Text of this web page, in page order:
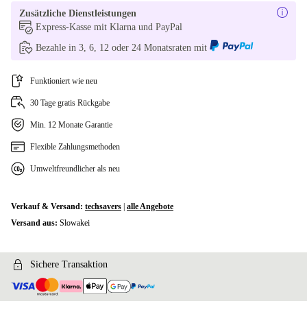
US (US englisch)
Zusätzliche Dienstleistungen
Express-Kasse mit Klarna und PayPal
Bezahle in 3, 6, 12 oder 24 Monatsraten mit
Funktioniert wie neu
30 Tage gratis Rückgabe
Min. 12 Monate Garantie
Flexible Zahlungsmethoden
Umweltfreundlicher als neu
Verkauf & Versand: techsavers alle Angebote
Versand aus: Slowakei
Sichere Transaktion